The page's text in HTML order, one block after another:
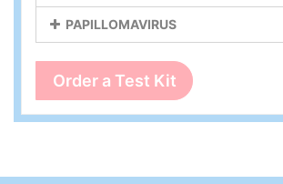
PAPILLOMAVIRUS
Order a Test Kit